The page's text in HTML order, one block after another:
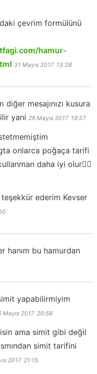
çevrim formülünü
hamur-
31 Mayıs 2017 13:38
mesajınızı kusura
yani 26 Mayıs 2017 19:37
onlarca poğaça tarifi
daha iyi olur👍🏻
ederim Kevser
hanım bu hamurdan
yapabilirmiyim
Mayıs 2017 20:58
ama simit gibi değil
simit tarifini
2017 21:15